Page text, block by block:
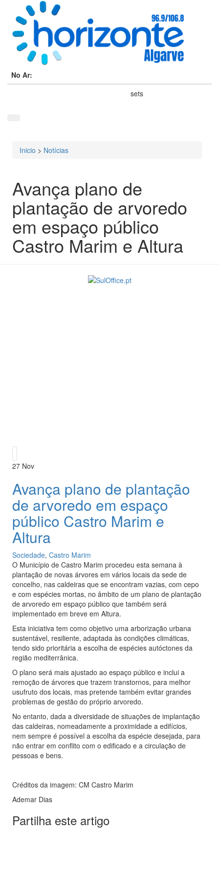
No Ar:
sets
Está aqui
Inicio > Notícias
Avança plano de
plantação de arvoredo
em espaço público
Castro Marim e Altura
27 Nov
Avança plano de plantação
de arvoredo em espaço
público Castro Marim e
Altura
Sociedade, Castro Marim
O Município de Castro Marim procedeu esta semana à
plantação de novas árvores em vários locais da sede de
concelho, nas caldeiras que se encontram vazias, com cepo
e com espécies mortas, no âmbito de um plano de plantação
de arvoredo em espaço público que também será
implementado em breve em Altura.
Esta iniciativa tem como objetivo uma arborização urbana
sustentável, resiliente, adaptada às condições climáticas,
tendo sido prioritária a escolha de espécies autóctones da
região mediterrânica.
O plano será mais ajustado ao espaço público e inclui a
remoção de árvores que trazem transtornos, para melhor
usufruto dos locais, mas pretende também evitar grandes
problemas de gestão do próprio arvoredo.
No entanto, dada a diversidade de situações de implantação
das caldeiras, nomeadamente a proximidade a edifícios,
nem sempre é possível a escolha da espécie desejada, para
não entrar em conflito com o edificado e a circulação de
pessoas e bens.
Créditos da imagem: CM Castro Marim
Ademar Dias
Partilha este artigo